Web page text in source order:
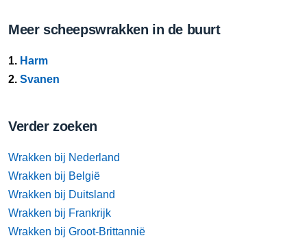
Meer scheepswrakken in de buurt
1. Harm
2. Svanen
Verder zoeken
Wrakken bij Nederland
Wrakken bij België
Wrakken bij Duitsland
Wrakken bij Frankrijk
Wrakken bij Groot-Brittannië